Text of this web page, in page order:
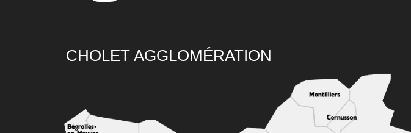
CHOLET AGGLOMÉRATION